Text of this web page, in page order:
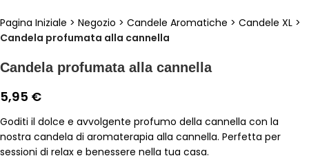
Pagina Iniziale > Negozio > Candele Aromatiche > Candele XL >
Candela profumata alla cannella
Candela profumata alla cannella
5,95 €
Goditi il dolce e avvolgente profumo della cannella con la
nostra candela di aromaterapia alla cannella. Perfetta per
sessioni di relax e benessere nella tua casa.